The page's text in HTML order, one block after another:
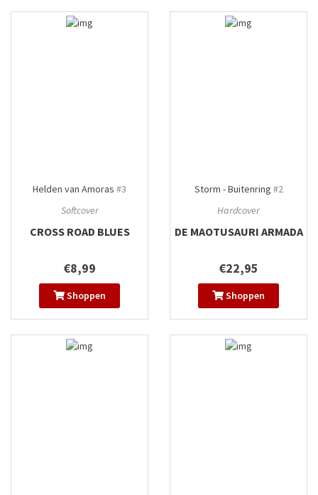
Helden van Amoras #3
Softcover
CROSS ROAD BLUES
€8,99
Shoppen
Storm - Buitenring #2
Hardcover
DE MAOTUSAURI ARMADA
€22,95
Shoppen